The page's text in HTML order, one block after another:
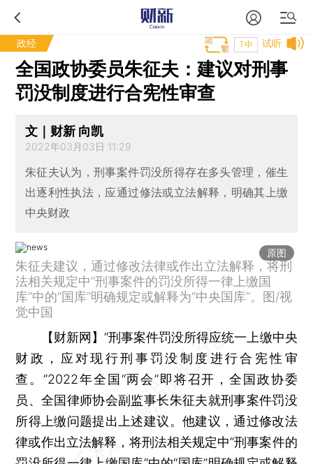
政经 试听
T中
全国政协委员朱征夫：建议对刑事
罚没制度进行合宪性审查
文｜财新 向凯
2022年03月03日 11:29
朱征夫认为，刑事案件罚没所得存在多头管理，催生
出逐利性执法，应通过修法或立法解释，明确其上缴
中央财政
原图
朱征夫建议，通过修改法律或作出立法解释，将刑
法相关规定中“刑事案件的罚没所得一律上缴国
库”中的“国库”明确规定或解释为“中央国库”。图/视
觉中国
【财新网】 “刑事案件罚没所得应统一上缴中央
财政，应对现行刑事罚没制度进行合宪性审
查。”2022年全国“两会”即将召开，全国政协委
员、全国律师协会副监事长朱征夫就刑事案件罚没
所得上缴问题提出上述建议。他建议，通过修改法
律或作出立法解释，将刑法相关规定中“刑事案件的